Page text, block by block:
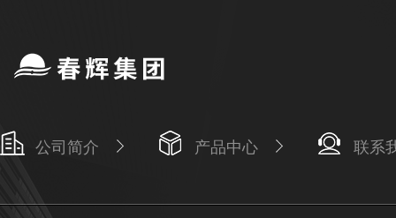
公司简介 产品中心 联系